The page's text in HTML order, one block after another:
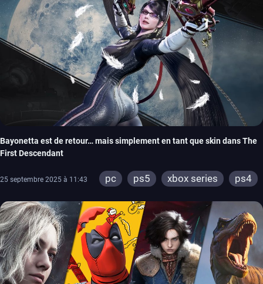
Bayonetta est de retour… mais simplement en tant que skin dans The
First Descendant
25 septembre 2025 à 11:43 pc ps5 xbox series
ps4